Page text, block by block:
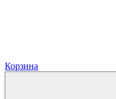
Корзина